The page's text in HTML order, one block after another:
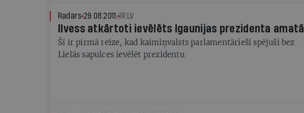
Radars 29.08.2011. IR.LV
Ilvess atkārtoti ievēlēts Igaunijas prezidenta amatā
Šī ir pirmā reize, kad kaimiņvalsts parlamentārieši spējuši bez
Lielās sapulces ievēlēt prezidentu